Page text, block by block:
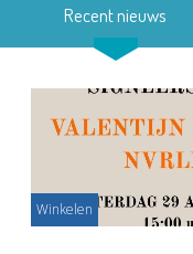
Recent nieuws
Winkelen